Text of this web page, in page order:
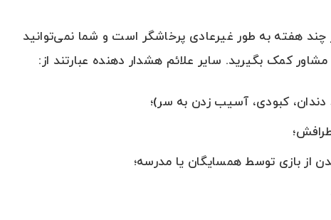
هفته به طور غیرعادی پرخاشگر است و شما نمی‌توانید
مشاور کمک بگیرید. سایر علائم هشدار دهنده عبارتند از:
کبودی، آسیب زدن به سر)؛
از بازی توسط همسایگان یا مدرسه؛